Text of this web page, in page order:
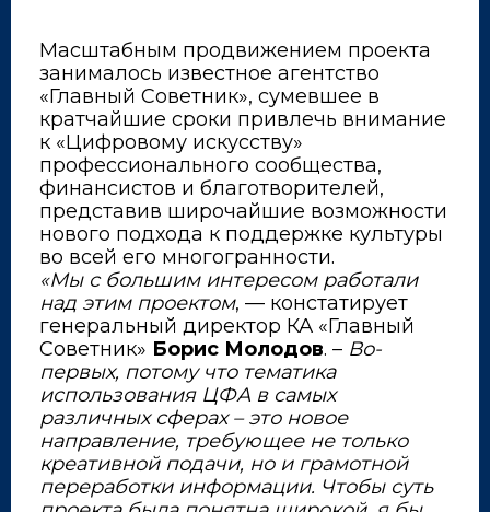
Масштабным продвижением проекта
занималось известное агентство
«Главный Советник», сумевшее в
кратчайшие сроки привлечь внимание
к «Цифровому искусству»
профессионального сообщества,
финансистов и благотворителей,
представив широчайшие возможности
нового подхода к поддержке культуры
во всей его многогранности.
«Мы с большим интересом работали
над этим проектом, — констатирует
генеральный директор КА «Главный
Советник» Борис Молодов. – Во-
первых, потому что тематика
использования ЦФА в самых
различных сферах – это новое
направление, требующее не только
креативной подачи, но и грамотной
переработки информации. Чтобы суть